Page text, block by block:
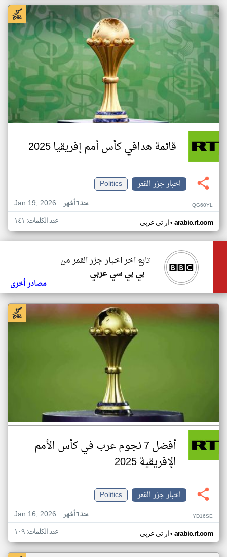
قائمة هدافي كأس أمم إفريقيا 2025
اخبار جزر القمر
Politics
Jan 19, 2026
منذ ٦ أشهر QG60YL
ار تي عربي• arabic.rt.com عدد الكلمات: ١٤١
تابع اخر اخبار جزر القمر من
بي بي سي عربي
مصادر أخرى
أفضل 7 نجوم عرب في كأس الأمم
الإفريقية 2025
اخبار جزر القمر
Politics
Jan 16, 2026
منذ ٦ أشهر YD16SE
ار تي عربي• arabic.rt.com عدد الكلمات: ١٠٩